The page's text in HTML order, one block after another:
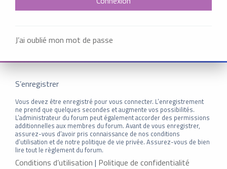
J’ai oublié mon mot de passe
S’enregistrer
Vous devez être enregistré pour vous connecter. L’enregistrement
ne prend que quelques secondes et augmente vos possibilités.
L’administrateur du forum peut également accorder des permissions
additionnelles aux membres du forum. Avant de vous enregistrer,
assurez-vous d’avoir pris connaissance de nos conditions
d’utilisation et de notre politique de vie privée. Assurez-vous de bien
lire tout le règlement du forum.
Conditions d’utilisation | Politique de confidentialité